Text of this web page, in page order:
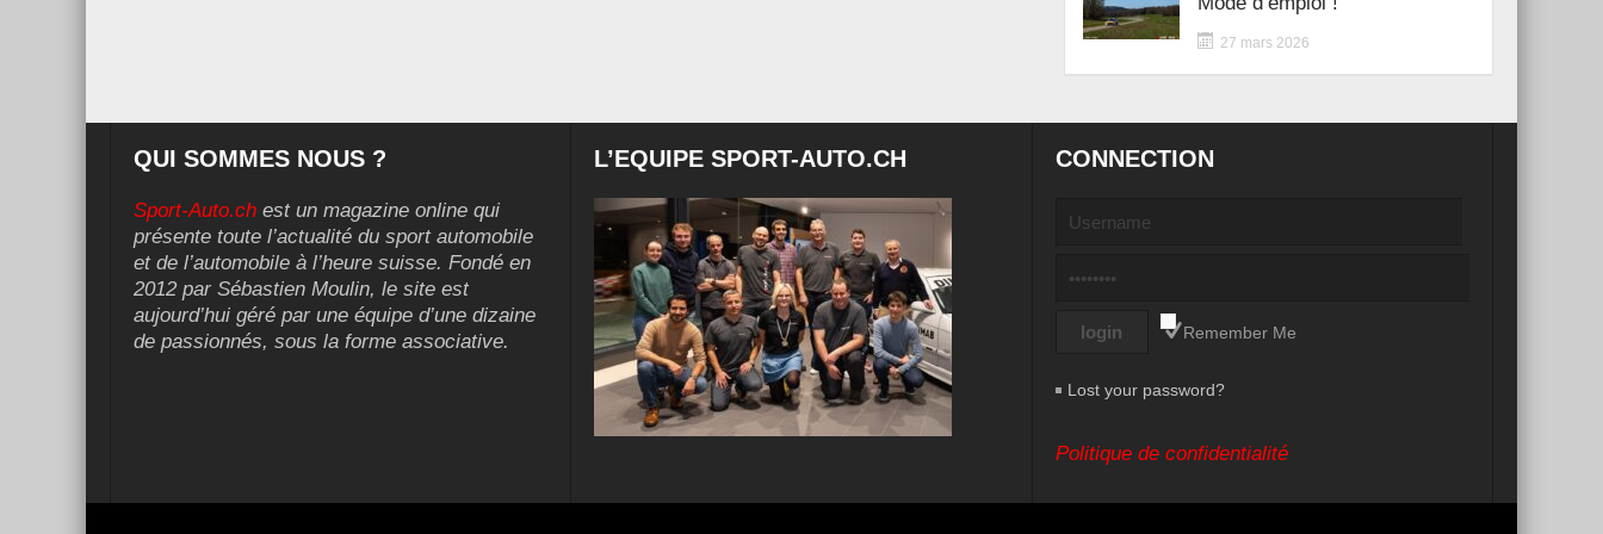
27 mars 2026
QUI SOMMES NOUS ?
Sport-Auto.ch est un magazine online qui
présente toute l’actualité du sport automobile
et de l’automobile à l’heure suisse. Fondé en
2012 par Sébastien Moulin, le site est
aujourd’hui géré par une équipe d’une dizaine
de passionnés, sous la forme associative.
L’EQUIPE SPORT-AUTO.CH CONNECTION
Remember Me
Lost your password?
Politique de confidentialité